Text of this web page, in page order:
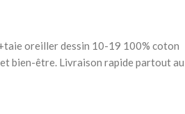
oreiller dessin 10-19 100% coton
bien-être. Livraison rapide partout au